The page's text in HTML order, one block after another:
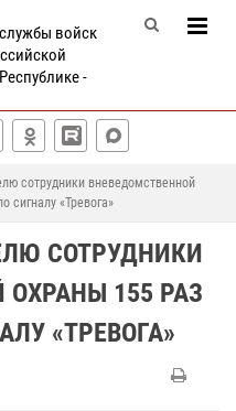
войск
-
сотрудники вневедомственной
сигналу «Тревога»
СОТРУДНИКИ
155 РАЗ
«ТРЕВОГА»